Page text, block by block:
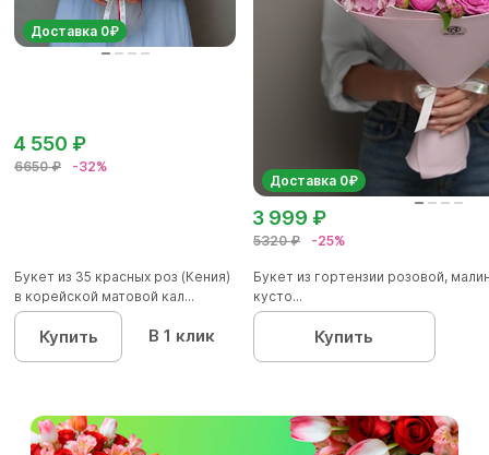
Доставка 0₽
6650 ₽ -32%
4 550 ₽
Букет из 35 красных роз (Кения)
в корейской матовой кал...
Купить В 1 клик
Доставка 0₽
5320 ₽ -25%
3 999 ₽
Букет из гортензии розовой,
кусто...
Купить